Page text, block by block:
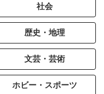
社会
歴史・地理
文芸・芸術
ホビー・スポーツ